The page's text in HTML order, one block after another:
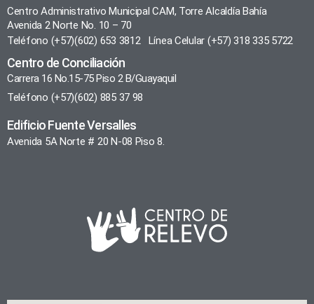
Centro Administrativo Municipal CAM, Torre Alcaldía Bahía
Avenida 2 Norte No. 10 – 70
Teléfono (+57)(602) 653 3812 Línea Celular (+57) 318 335 5722
Centro de Conciliación
Carrera 16 No.15-75 Piso 2 B/Guayaquil
Teléfono (+57)(602) 885 37 98
Edificio Fuente Versalles
Avenida 5A Norte # 20 N-08 Piso 8.